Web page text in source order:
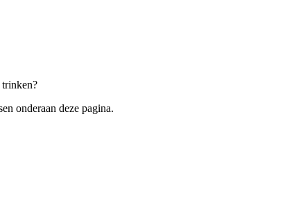
onderaan deze pagina.